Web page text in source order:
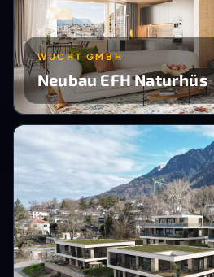
WUCHT GMBH
Neubau EFH Naturhüs